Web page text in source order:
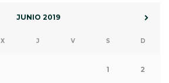
JUNIO 2019
X J V S D
1 2